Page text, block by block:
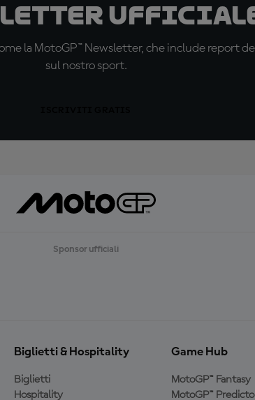
ufficiale
la MotoGP™ Newsletter, che include report
sul nostro sport.
Sponsor ufficiali
Biglietti & Hospitality
Biglietti
Hospitality
Game Hub
MotoGP™ Fantasy
MotoGP™